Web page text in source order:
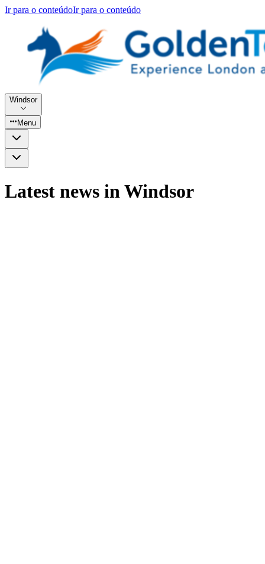
Ir para o conteúdoIr para o conteúdo
Windsor
Menu
Latest news in Windsor